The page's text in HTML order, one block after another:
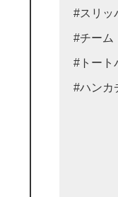
#スリッ
#チーム
#トート
#ハンカ